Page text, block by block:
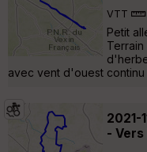
VTT
Petit
avec vent d'ouest
2021-
- Vers